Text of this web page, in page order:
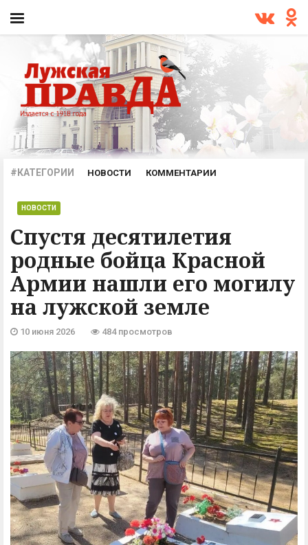
#КАТЕГОРИИ НОВОСТИ КОММЕНТАРИИ
Спустя десятилетия
родные бойца Красной
Армии нашли его могилу
на лужской земле
НОВОСТИ
10 июня 2026 484 просмотров